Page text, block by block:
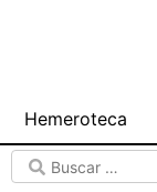
Hemeroteca